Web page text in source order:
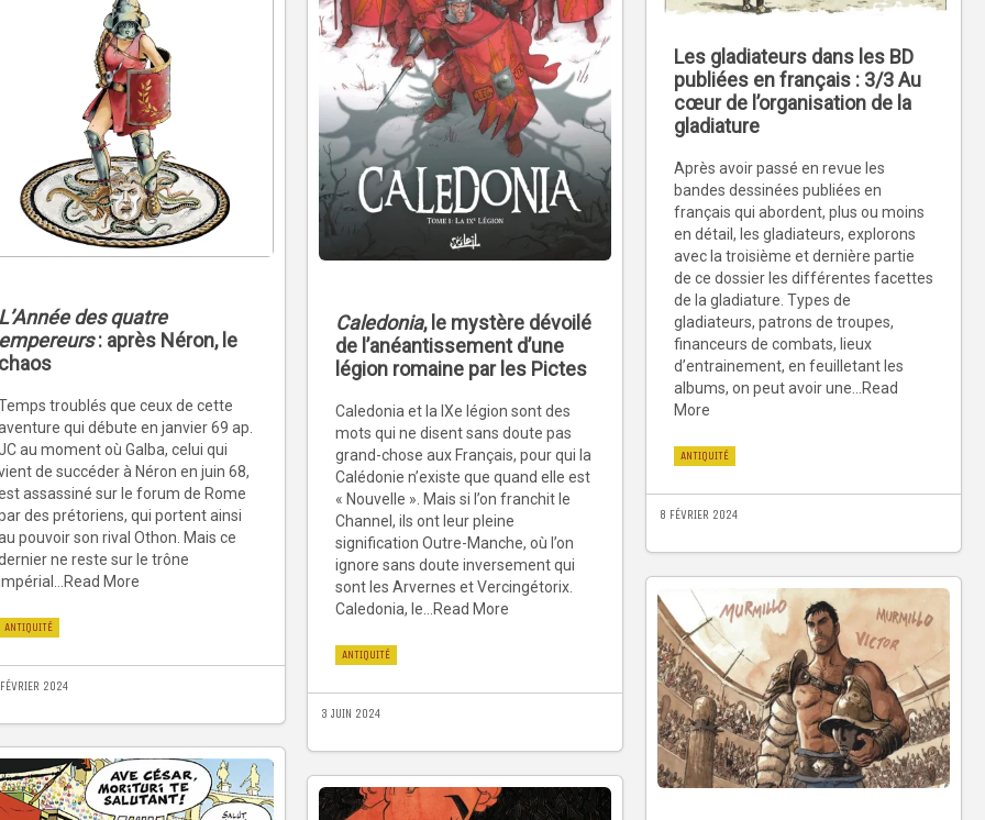
Caledonia, le mystère dévoilé
de l’anéantissement d’une
légion romaine par les Pictes
Caledonia et la IXe légion sont des
mots qui ne disent sans doute pas
grand-chose aux Français, pour qui la
Calédonie n’existe que quand elle est
« Nouvelle ». Mais si l’on franchit le
Channel, ils ont leur pleine
signification Outre-Manche, où l’on
ignore sans doute inversement qui
sont les Arvernes et Vercingétorix.
Caledonia, le...Read More
ANTIQUITÉ
3 JUIN 2024
des quatre
: après Néron, le
troublés que ceux de cette
qui débute en janvier 69 ap.
au moment où Galba, celui qui
de succéder à Néron en juin 68,
assassiné sur le forum de Rome
des prétoriens, qui portent ainsi
pouvoir son rival Othon. Mais ce
ne reste sur le trône
More
ANTIQUITÉ
2024
Les gladiateurs dans les BD
publiées en français : 3/3 Au
cœur de l’organisation de la
gladiature
Après avoir passé en revue les
bandes dessinées publiées en
français qui abordent, plus ou moins
en détail, les gladiateurs, explorons
avec la troisième et dernière partie
de ce dossier les différentes facettes
de la gladiature. Types de
gladiateurs, patrons de troupes,
financeurs de combats, lieux
d’entrainement, en feuilletant les
albums, on peut avoir une...Read
More
ANTIQUITÉ
8 FÉVRIER 2024